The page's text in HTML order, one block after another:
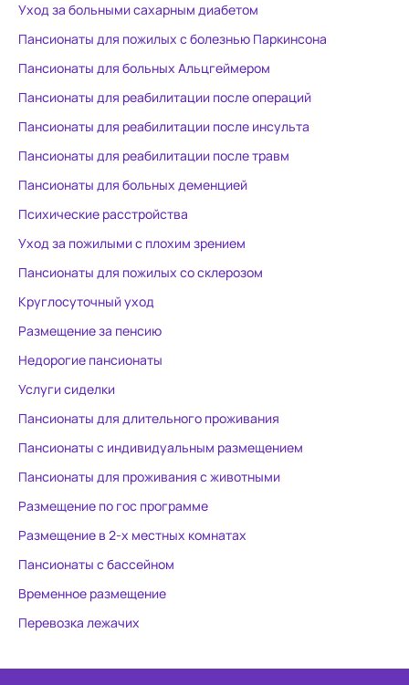
Уход за больными сахарным диабетом
Пансионаты для пожилых с болезнью Паркинсона
Пансионаты для больных Альцгеймером
Пансионаты для реабилитации после операций
Пансионаты для реабилитации после инсульта
Пансионаты для реабилитации после травм
Пансионаты для больных деменцией
Психические расстройства
Уход за пожилыми с плохим зрением
Пансионаты для пожилых со склерозом
Круглосуточный уход
Размещение за пенсию
Недорогие пансионаты
Услуги сиделки
Пансионаты для длительного проживания
Пансионаты с индивидуальным размещением
Пансионаты для проживания с животными
Размещение по гос программе
Размещение в 2-х местных комнатах
Пансионаты с бассейном
Временное размещение
Перевозка лежачих